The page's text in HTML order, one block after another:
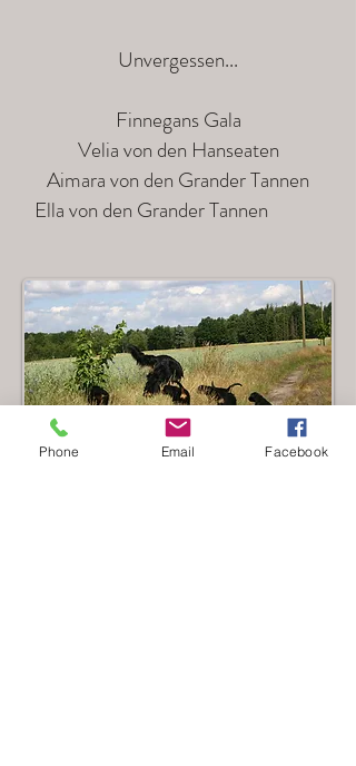
Unvergessen...
Finnegans Gala
Velia von den Hanseaten
Aimara von den Grander Tannen
Ella von den Grander Tannen
Phone Email Facebook